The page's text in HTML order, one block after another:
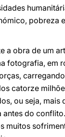
pobreza
a obra de um
fotografia, em
catorze
ou seja, mais
do
muitos